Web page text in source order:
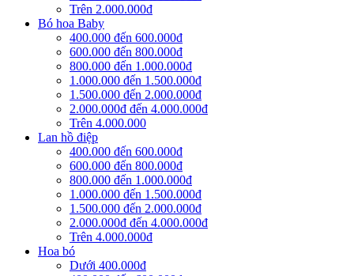
Trên 2.000.000đ
Bó hoa Baby
400.000 đến 600.000đ
600.000 đến 800.000đ
800.000 đến 1.000.000đ
1.000.000 đến 1.500.000đ
1.500.000 đến 2.000.000đ
2.000.000đ đến 4.000.000đ
Trên 4.000.000
Lan hồ điệp
400.000 đến 600.000đ
600.000 đến 800.000đ
800.000 đến 1.000.000đ
1.000.000 đến 1.500.000đ
1.500.000 đến 2.000.000đ
2.000.000đ đến 4.000.000đ
Trên 4.000.000đ
Hoa bó
Dưới 400.000đ